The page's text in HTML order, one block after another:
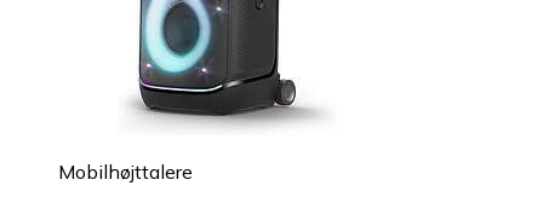
Mobilhøjttalere